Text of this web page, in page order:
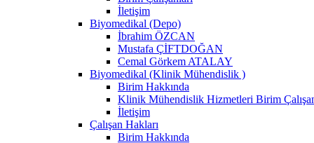
İletişim
Biyomedikal (Depo)
İbrahim ÖZCAN
Mustafa ÇİFTDOĞAN
Cemal Görkem ATALAY
Biyomedikal (Klinik Mühendislik )
Birim Hakkında
Klinik Mühendislik Hizmetleri Birim
İletişim
Çalışan Hakları
Birim Hakkında